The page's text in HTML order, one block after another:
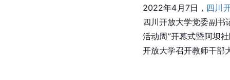
2022年4月7日， 四川
四川开放大学党委副书
活动周”开幕式暨阿坝
开放大学召开教师干部